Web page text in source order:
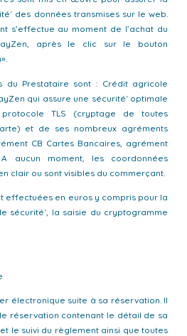
des données transmises sur le web.
s’effectue au moment de l’achat du
après le clic sur le bouton
du Prestataire sont : Crédit agricole
qui assure une sécurité´ optimale
TLS (cryptage de toutes
et de ses nombreux agréments
CB Cartes Bancaires, agrément
aucun moment, les coordonnées
clair ou sont visibles du commerçant.
effectuées en euros y compris pour la
sécurité´, la saisie du cryptogramme
électronique suite à sa réservation. Il
réservation contenant le détail de sa
le suivi du règlement ainsi que toutes